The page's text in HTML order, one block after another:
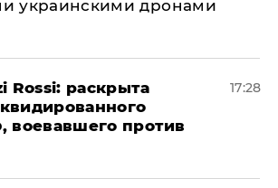
украинскими дронами
Rossi: раскрыта
воевавшего против
17:28